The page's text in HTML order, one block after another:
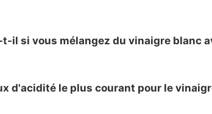
t-il si vous mélangez du vinaigre blanc
d'acidité le plus courant pour le